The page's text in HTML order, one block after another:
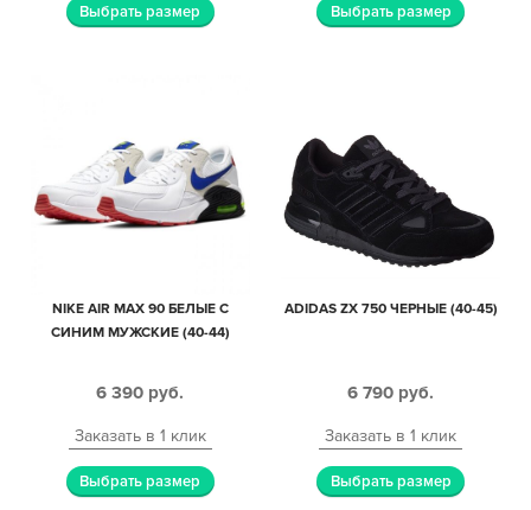
Выбрать размер Выбрать размер
NIKE AIR MAX 90 БЕЛЫЕ С
СИНИМ МУЖСКИЕ (40-44)
6 390 руб.
Заказать в 1 клик
Выбрать размер
ADIDAS ZX 750 ЧЕРНЫЕ (40-45)
6 790 руб.
Заказать в 1 клик
Выбрать размер